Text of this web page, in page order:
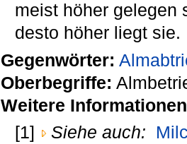
meist höher
desto höher liegt sie.
Gegenwörter:
Oberbegriffe:
Weitere
[1]
Siehe auch: